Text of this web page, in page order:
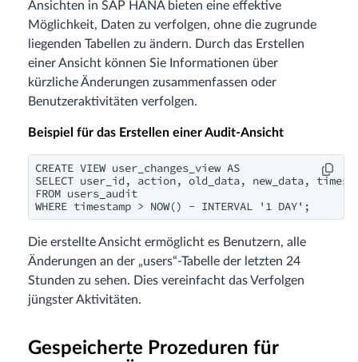
Ansichten in SAP HANA bieten eine effektive
Möglichkeit, Daten zu verfolgen, ohne die zugrunde
liegenden Tabellen zu ändern. Durch das Erstellen
einer Ansicht können Sie Informationen über
kürzliche Änderungen zusammenfassen oder
Benutzeraktivitäten verfolgen.
Beispiel für das Erstellen einer Audit-Ansicht
CREATE VIEW user_changes_view AS
SELECT user_id, action, old_data, new_data,
FROM users_audit
WHERE timestamp > NOW() - INTERVAL '1 DAY';
Die erstellte Ansicht ermöglicht es Benutzern, alle
Änderungen an der „users“-Tabelle der letzten 24
Stunden zu sehen. Dies vereinfacht das Verfolgen
jüngster Aktivitäten.
Gespeicherte Prozeduren für